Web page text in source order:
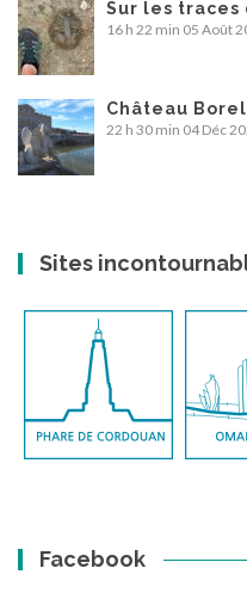
Sur les traces
16 h 22 min 05 Août
Château
22 h 30 min 04 Déc
Sites
Facebook